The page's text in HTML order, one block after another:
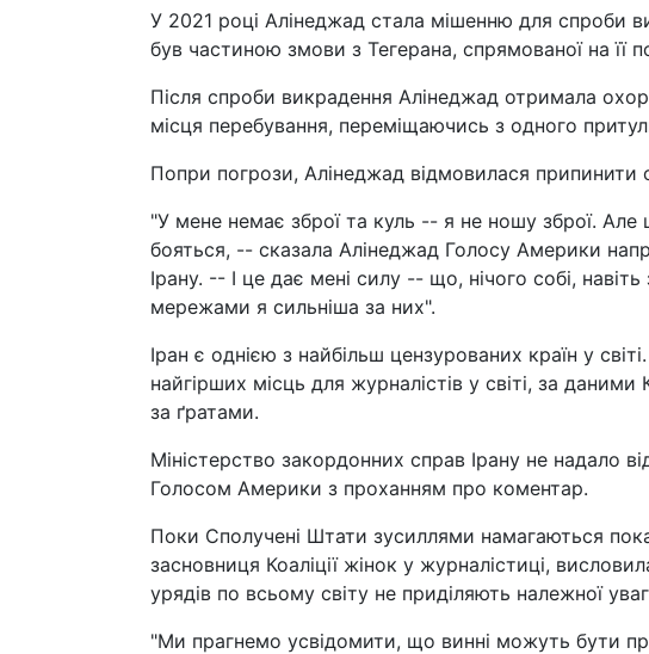
У 2021 році Алінеджад стала мішенню для спроби
був частиною змови з Тегерана, спрямованої на її
Після спроби викрадення Алінеджад отримала
місця перебування, переміщаючись з одного
Попри погрози, Алінеджад відмовилася припинити
"У мене немає зброї та куль -- я не ношу зброї.
бояться, -- сказала Алінеджад Голосу Америки
Ірану. -- І це дає мені силу -- що, нічого собі,
мережами я сильніша за них".
Іран є однією з найбільш цензурованих країн у
найгірших місць для журналістів у світі, за
за ґратами.
Міністерство закордонних справ Ірану не надало
Голосом Америки з проханням про коментар.
Поки Сполучені Штати зусиллями намагаються
засновниця Коаліції жінок у журналістиці,
урядів по всьому світу не приділяють належної
"Ми прагнемо усвідомити, що винні можуть бути